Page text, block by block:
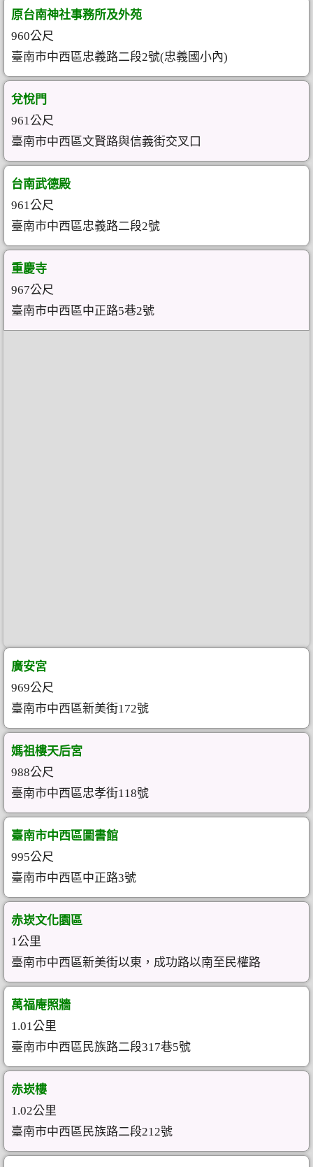
原台南神社事務所及外苑
960公尺
臺南市中西區忠義路二段2號(忠義國小內)
兌悅門
961公尺
臺南市中西區文賢路與信義街交叉口
台南武德殿
961公尺
臺南市中西區忠義路二段2號
重慶寺
967公尺
臺南市中西區中正路5巷2號
廣安宮
969公尺
臺南市中西區新美街172號
媽祖樓天后宮
988公尺
臺南市中西區忠孝街118號
臺南市中西區圖書館
995公尺
臺南市中西區中正路3號
赤崁文化園區
1公里
臺南市中西區新美街以東，成功路以南至民權路
萬福庵照牆
1.01公里
臺南市中西區民族路二段317巷5號
赤崁樓
1.02公里
臺南市中西區民族路二段212號